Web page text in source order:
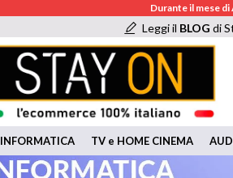
Durante il mese
Leggi il BLOGdi
INFORMATICA TV e HOME CINEMA